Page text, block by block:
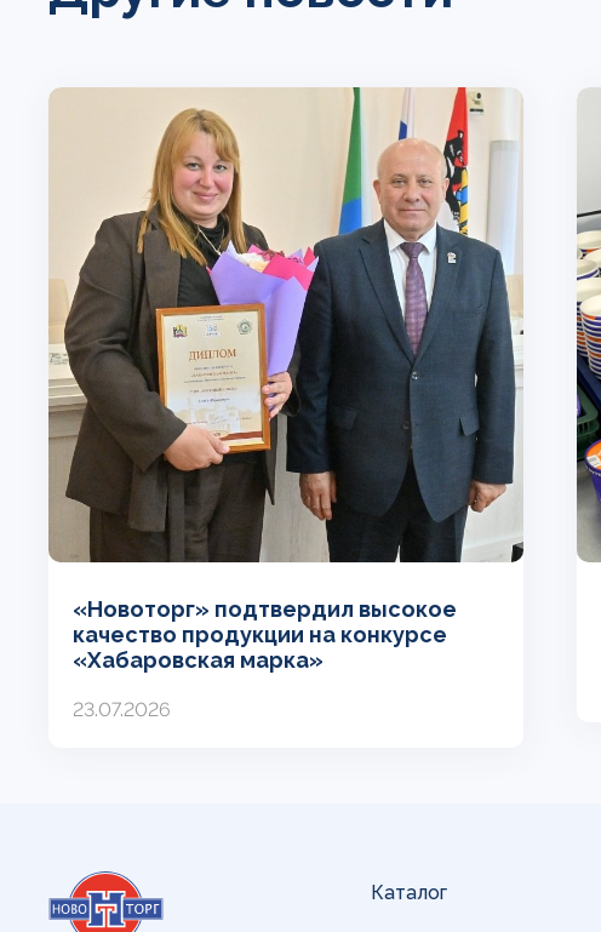
«Новоторг» подтвердил высокое
качество продукции на конкурсе
«Хабаровская марка»
23.07.2026
Каталог